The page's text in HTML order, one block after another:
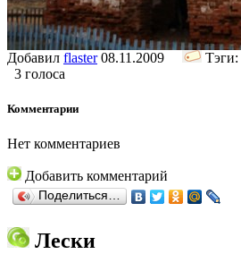
Добавил flaster08.11.2009 Тэги:
3 голоса
Комментарии
Нет комментариев
Добавить комментарий
Поделиться…
Лески